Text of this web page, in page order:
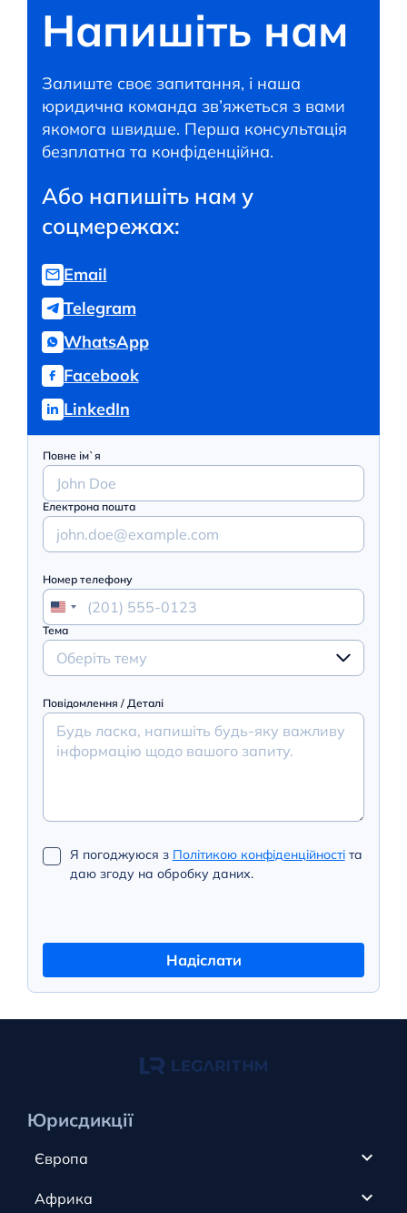
Напишіть нам
Залиште своє запитання, і наша
юридична команда зв’яжеться з вами
якомога швидше. Перша консультація
безплатна та конфіденційна.
Або напишіть нам у
соцмережах:
Email
Telegram
WhatsApp
Facebook
LinkedIn
Повне ім`я
Електрона пошта
Номер телефону
Тема
Оберіть тему
Повідомлення / Деталі
Я погоджуюся з Політикою конфіденційностіта
даю згоду на обробку даних.
Надіслати
Юрисдикції
Європа
Кіпр
Африка